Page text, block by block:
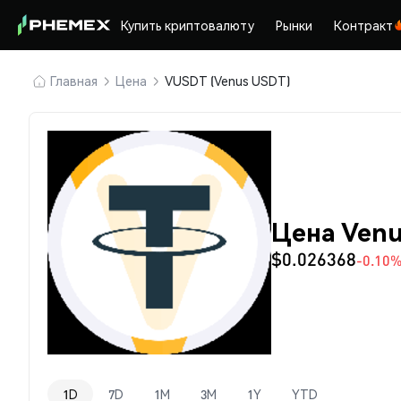
Купить криптовалюту Рынки Контракт
Главная Цена VUSDT (Venus USDT)
Цена
$0.026368-0.10%
1D 7D 1M 3M 1Y YTD